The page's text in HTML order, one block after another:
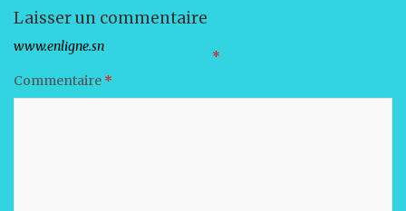
k
Laisser un commentaire
Votre adresse e-mail ne sera pas publiée.
Les champs obligatoires sont indiqués avec *
Commentaire *